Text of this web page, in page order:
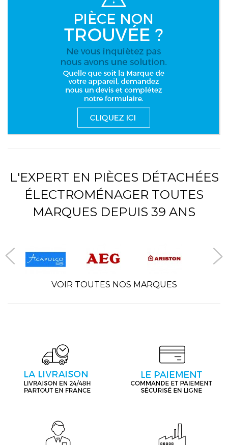
L'EXPERT EN PIÈCES DÉTACHÉES
ÉLECTROMÉNAGER TOUTES
MARQUES DEPUIS 39 ANS
VOIR TOUTES NOS MARQUES